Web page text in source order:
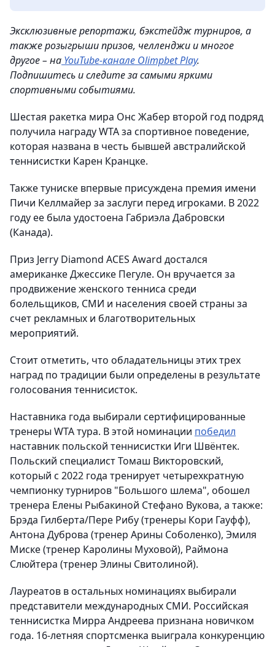
Эксклюзивные репортажи, бэкстейдж турниров, а
также розыгрыши призов, челленджи и многое
другое – на YouTube-канале Olimpbet Play.
Подпишитесь и следите за самыми яркими
спортивными событиями.
Шестая ракетка мира Онс Жабер второй год подряд
получила награду WTA за спортивное поведение,
которая названа в честь бывшей австралийской
теннисистки Карен Кранцке.
Также туниске впервые присуждена премия имени
Пичи Келлмайер за заслуги перед игроками. В 2022
году ее была удостоена Габриэла Дабровски
(Канада).
Приз Jerry Diamond ACES Award достался
американке Джессике Пегуле. Он вручается за
продвижение женского тенниса среди
болельщиков, СМИ и населения своей страны за
счет рекламных и благотворительных
мероприятий.
Стоит отметить, что обладательницы этих трех
наград по традиции были определены в результате
голосования теннисисток.
Наставника года выбирали сертифицированные
тренеры WTA тура. В этой номинации победил
наставник польской теннисистки Иги Швёнтек.
Польский специалист Томаш Викторовский,
который с 2022 года тренирует четырехкратную
чемпионку турниров "Большого шлема", обошел
тренера Елены Рыбакиной Стефано Вукова, а также:
Брэда Гилберта/Пере Рибу (тренеры Кори Гауфф),
Антона Дуброва (тренер Арины Соболенко), Эмиля
Миске (тренер Каролины Муховой), Раймона
Слюйтера (тренер Элины Свитолиной).
Лауреатов в остальных номинациях выбирали
представители международных СМИ. Российская
теннисистка Мирра Андреева признана новичком
года. 16-летняя спортсменка выиграла конкуренцию